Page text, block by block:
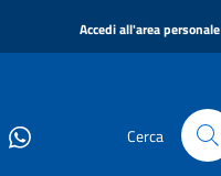
Accedi all'area personale
Cerca